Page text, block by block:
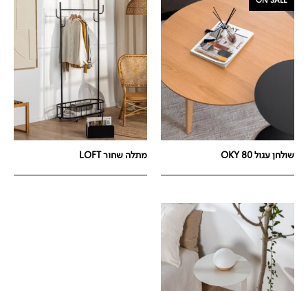
שולחן עגול OKY 80 מתלה שחור LOFT